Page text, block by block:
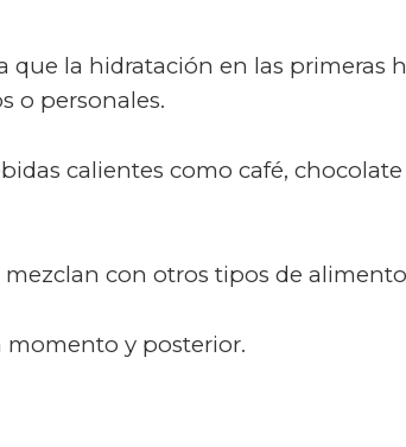
la hidratación en las primeras
o personales.
calientes como café,
con otros tipos de
momento y posterior.